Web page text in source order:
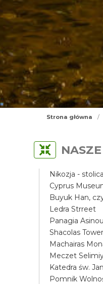
Strona główna /
Nikozja -
Cyprus
Buyuk Han,
Ledra Strreet
Panagia
Shacolas
Machairas
Meczet
Katedra św.
Pomnik